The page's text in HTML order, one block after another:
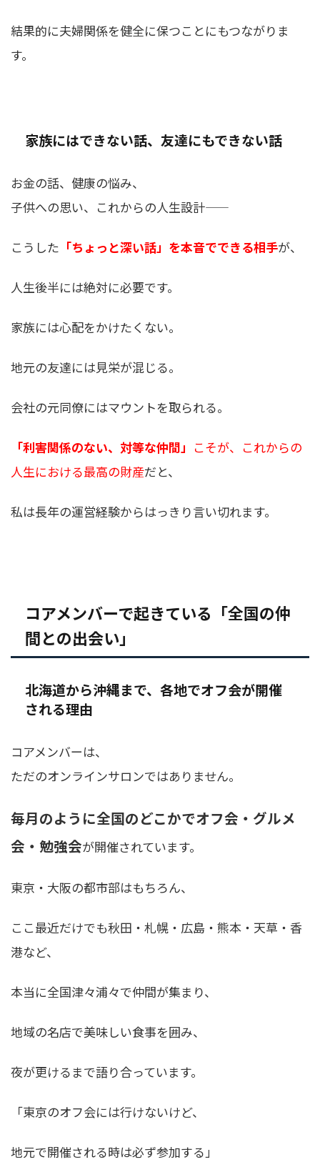
結果的に夫婦関係を健全に保つことにもつながりま
す。
家族にはできない話、友達にもできない話
お金の話、健康の悩み、
子供への思い、これからの人生設計——
こうした 「ちょっと深い話」を本音でできる相手が、
人生後半には絶対に必要です。
家族には心配をかけたくない。
地元の友達には見栄が混じる。
会社の元同僚にはマウントを取られる。
「利害関係のない、対等な仲間」 こそが、これからの
人生における最高の財産だと、
私は長年の運営経験からはっきり言い切れます。
コアメンバーで起きている「全国の仲
間との出会い」
北海道から沖縄まで、各地でオフ会が開催
される理由
コアメンバーは、
ただのオンラインサロンではありません。
毎月のように全国のどこかでオフ会・グルメ
会・勉強会が開催されています。
東京・大阪の都市部はもちろん、
ここ最近だけでも秋田・札幌・広島・熊本・天草・香
港など、
本当に全国津々浦々で仲間が集まり、
地域の名店で美味しい食事を囲み、
夜が更けるまで語り合っています。
「東京のオフ会には行けないけど、
地元で開催される時は必ず参加する」